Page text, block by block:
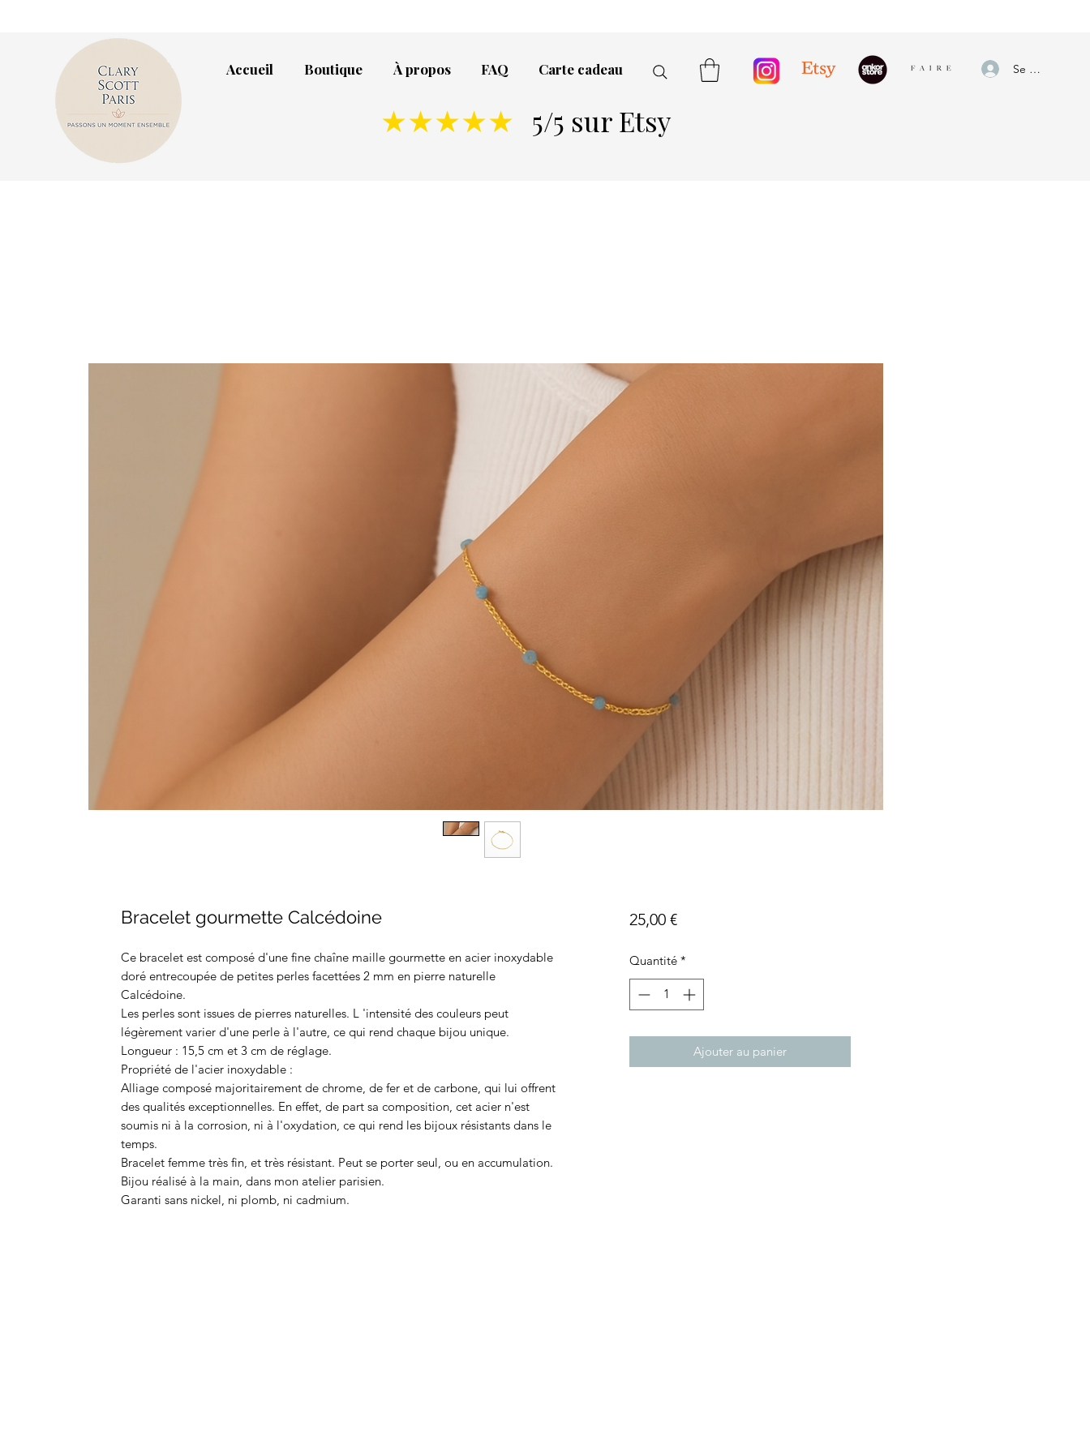
Accueil Boutique À propos FAQ Carte cadeau
★★★★★ 5/5 sur Etsy
Se connecter
Bracelet gourmette Calcédoine
Ce bracelet est composé d'une fine chaîne maille gourmette en acier inoxydable
doré entrecoupée de petites perles facettées 2 mm en pierre naturelle
Calcédoine.
Les perles sont issues de pierres naturelles. L 'intensité des couleurs peut
légèrement varier d'une perle à l'autre, ce qui rend chaque bijou unique.
Longueur : 15,5 cm et 3 cm de réglage.
Propriété de l'acier inoxydable :
Alliage composé majoritairement de chrome, de fer et de carbone, qui lui offrent
des qualités exceptionnelles. En effet, de part sa composition, cet acier n'est
soumis ni à la corrosion, ni à l'oxydation, ce qui rend les bijoux résistants dans le
temps.
Bracelet femme très fin, et très résistant. Peut se porter seul, ou en accumulation.
Bijou réalisé à la main, dans mon atelier parisien.
Garanti sans nickel, ni plomb, ni cadmium.
25,00 €Prix
Quantité *
Ajouter au panier